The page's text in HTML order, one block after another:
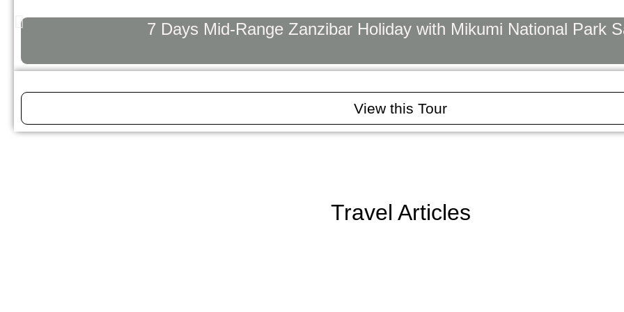
7 Days Mid-Range Zanzibar Holiday with Mikumi National Park
View this Tour
Travel Articles